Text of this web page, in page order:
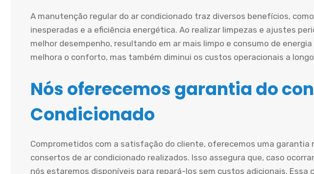
A manutenção regular do ar condicionado traz diversos benefícios,
inesperadas e a eficiência energética. Ao realizar limpezas e ajustes
melhor desempenho, resultando em ar mais limpo e consumo de
melhora o conforto, mas também diminui os custos operacionais a
Nós oferecemos garantia do
Condicionado
Comprometidos com a satisfação do cliente, oferecemos uma garantia
consertos de ar condicionado realizados. Isso assegura que, caso
nós estaremos disponíveis para repará-los sem custos adicionais. Essa